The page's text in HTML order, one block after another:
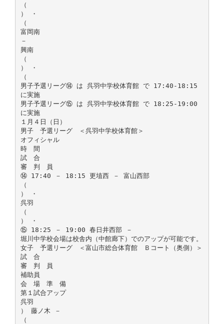
（
） ・
（
富岡南
－
興南
（
） ・
（
男子予選リーグ⑭ は 呉羽中学校体育館 で 17:40-18:15
に実施
男子予選リーグ⑮ は 呉羽中学校体育館 で 18:25-19:00
に実施
１月４日（日）
男子 予選リーグ ＜呉羽中学校体育館＞
オフィシャル
時 間
試 合
審 判 員
⑭ 17:40 － 18:15 更埴西 － 富山西部
（
） ・
呉羽
（
） ・
⑮ 18:25 － 19:00 春日井西部 －
堀川中学校会場は校舎内（中館廊下）でのアップが可能です。
女子 予選リーグ ＜富山市総合体育館 Ｂコート（奥側）＞
試 合
審 判 員
補助員
会 場 準 備
第１試合アップ
呉羽
） 藤ノ木 －
（